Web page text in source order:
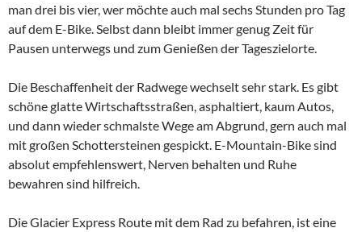
man drei bis vier, wer möchte auch mal sechs Stunden pro Tag
auf dem E-Bike. Selbst dann bleibt immer genug Zeit für
Pausen unterwegs und zum Genießen der Tageszielorte.
Die Beschaffenheit der Radwege wechselt sehr stark. Es gibt
schöne glatte Wirtschaftsstraßen, asphaltiert, kaum Autos,
und dann wieder schmalste Wege am Abgrund, gern auch mal
mit großen Schottersteinen gespickt. E-Mountain-Bike sind
absolut empfehlenswert, Nerven behalten und Ruhe
bewahren sind hilfreich.
Die Glacier Express Route mit dem Rad zu befahren, ist eine